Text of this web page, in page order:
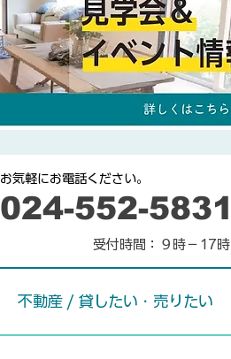
​お気軽にお電話ください。
​024-552-5831
​受付時間：９時－17時
不動産 / 貸したい・売りたい